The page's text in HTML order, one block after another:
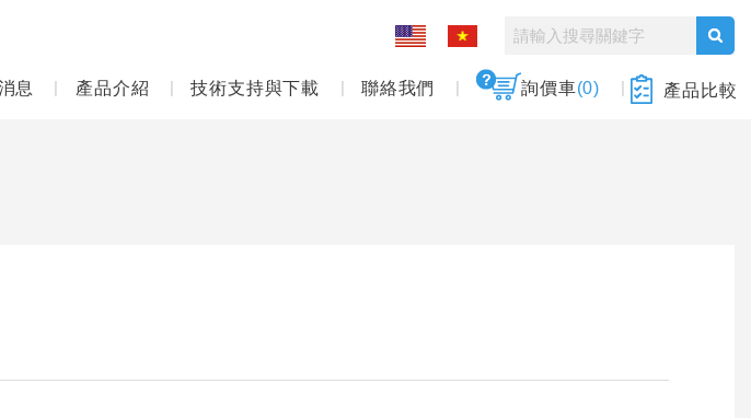
息 產品介紹 技術支持與下載 聯絡我們 詢價車(0) 產品比較